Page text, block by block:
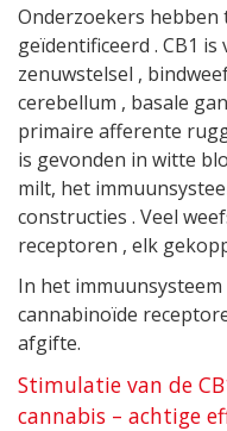
Onderzoekers
geïdentificeerd . CB1
zenuwstelsel ,
cerebellum , basale
primaire afferente
is gevonden in witte
milt, het
constructies . Veel
receptoren , elk
In het
cannabinoïde
afgifte.
Stimulatie van de
cannabis – achtige